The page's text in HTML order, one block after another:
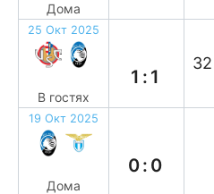
Дома
25 Окт 2025
В гостях
1:1
19 Окт 2025
Дома
0:0